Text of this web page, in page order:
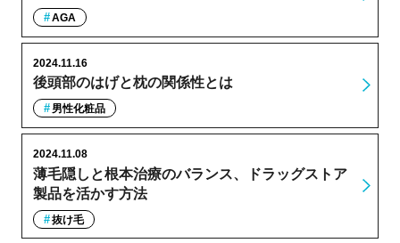
AGA
後頭部のはげと枕の関係性とは
2024.11.16
男性化粧品
薄毛隠しと根本治療のバランス、ドラッグストア
製品を活かす方法
2024.11.08
抜け毛